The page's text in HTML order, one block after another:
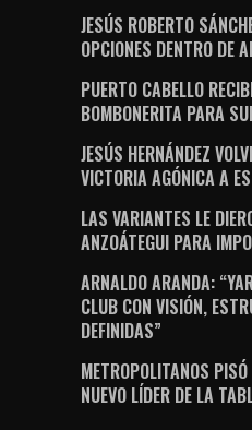
JESÚS ROBERTO
OPCIONES DENTRO DE
PUERTO CABELLO
BOMBONERITA PARA
JESÚS HERNÁNDEZ
VICTORIA AGÓNICA A
LAS VARIANTES LE
ANZOÁTEGUI PARA
ARNALDO ARANDA:
CLUB CON VISIÓN,
DEFINIDAS”
METROPOLITANOS
NUEVO LÍDER DE LA